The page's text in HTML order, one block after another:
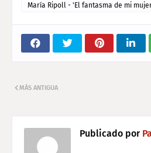
María Ripoll - 'El fantasma de mi
MÁS ANTIGUA
Publicado por